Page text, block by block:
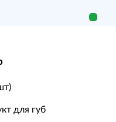
для губ